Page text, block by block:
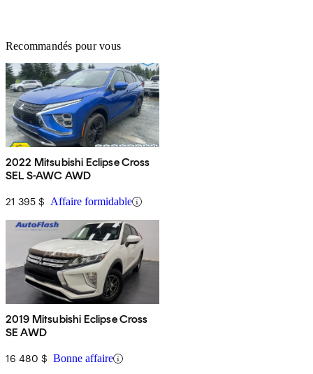
Recommandés pour vous
2022 Mitsubishi Eclipse Cross
SEL S-AWC AWD
21 395 $ Affaire formidable
2019 Mitsubishi Eclipse Cross
SE AWD
16 480 $ Bonne affaire